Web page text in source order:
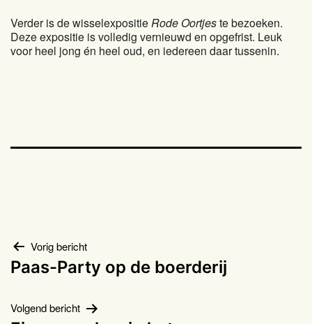
Verder is de wisselexpositie Rode Oortjeste bezoeken.
Deze expositie is volledig vernieuwd en opgefrist. Leuk
voor heel jong én heel oud, en iedereen daar tussenin.
Bericht
navigatie
Vorig bericht
Paas-Party op de boerderij
Volgend bericht